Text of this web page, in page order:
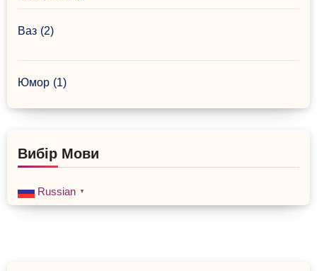
Ваз (2)
Юмор (1)
Вибір Мови
Russian ▼